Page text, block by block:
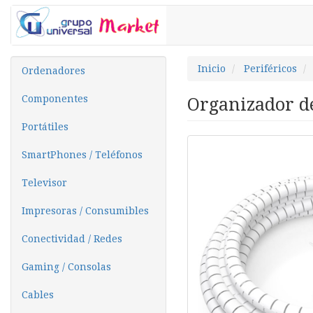
Ordenadores
Componentes
Portátiles
SmartPhones / Teléfonos
Televisor
Impresoras / Consumibles
Conectividad / Redes
Gaming / Consolas
Cables
Inicio Periféricos
Organizador